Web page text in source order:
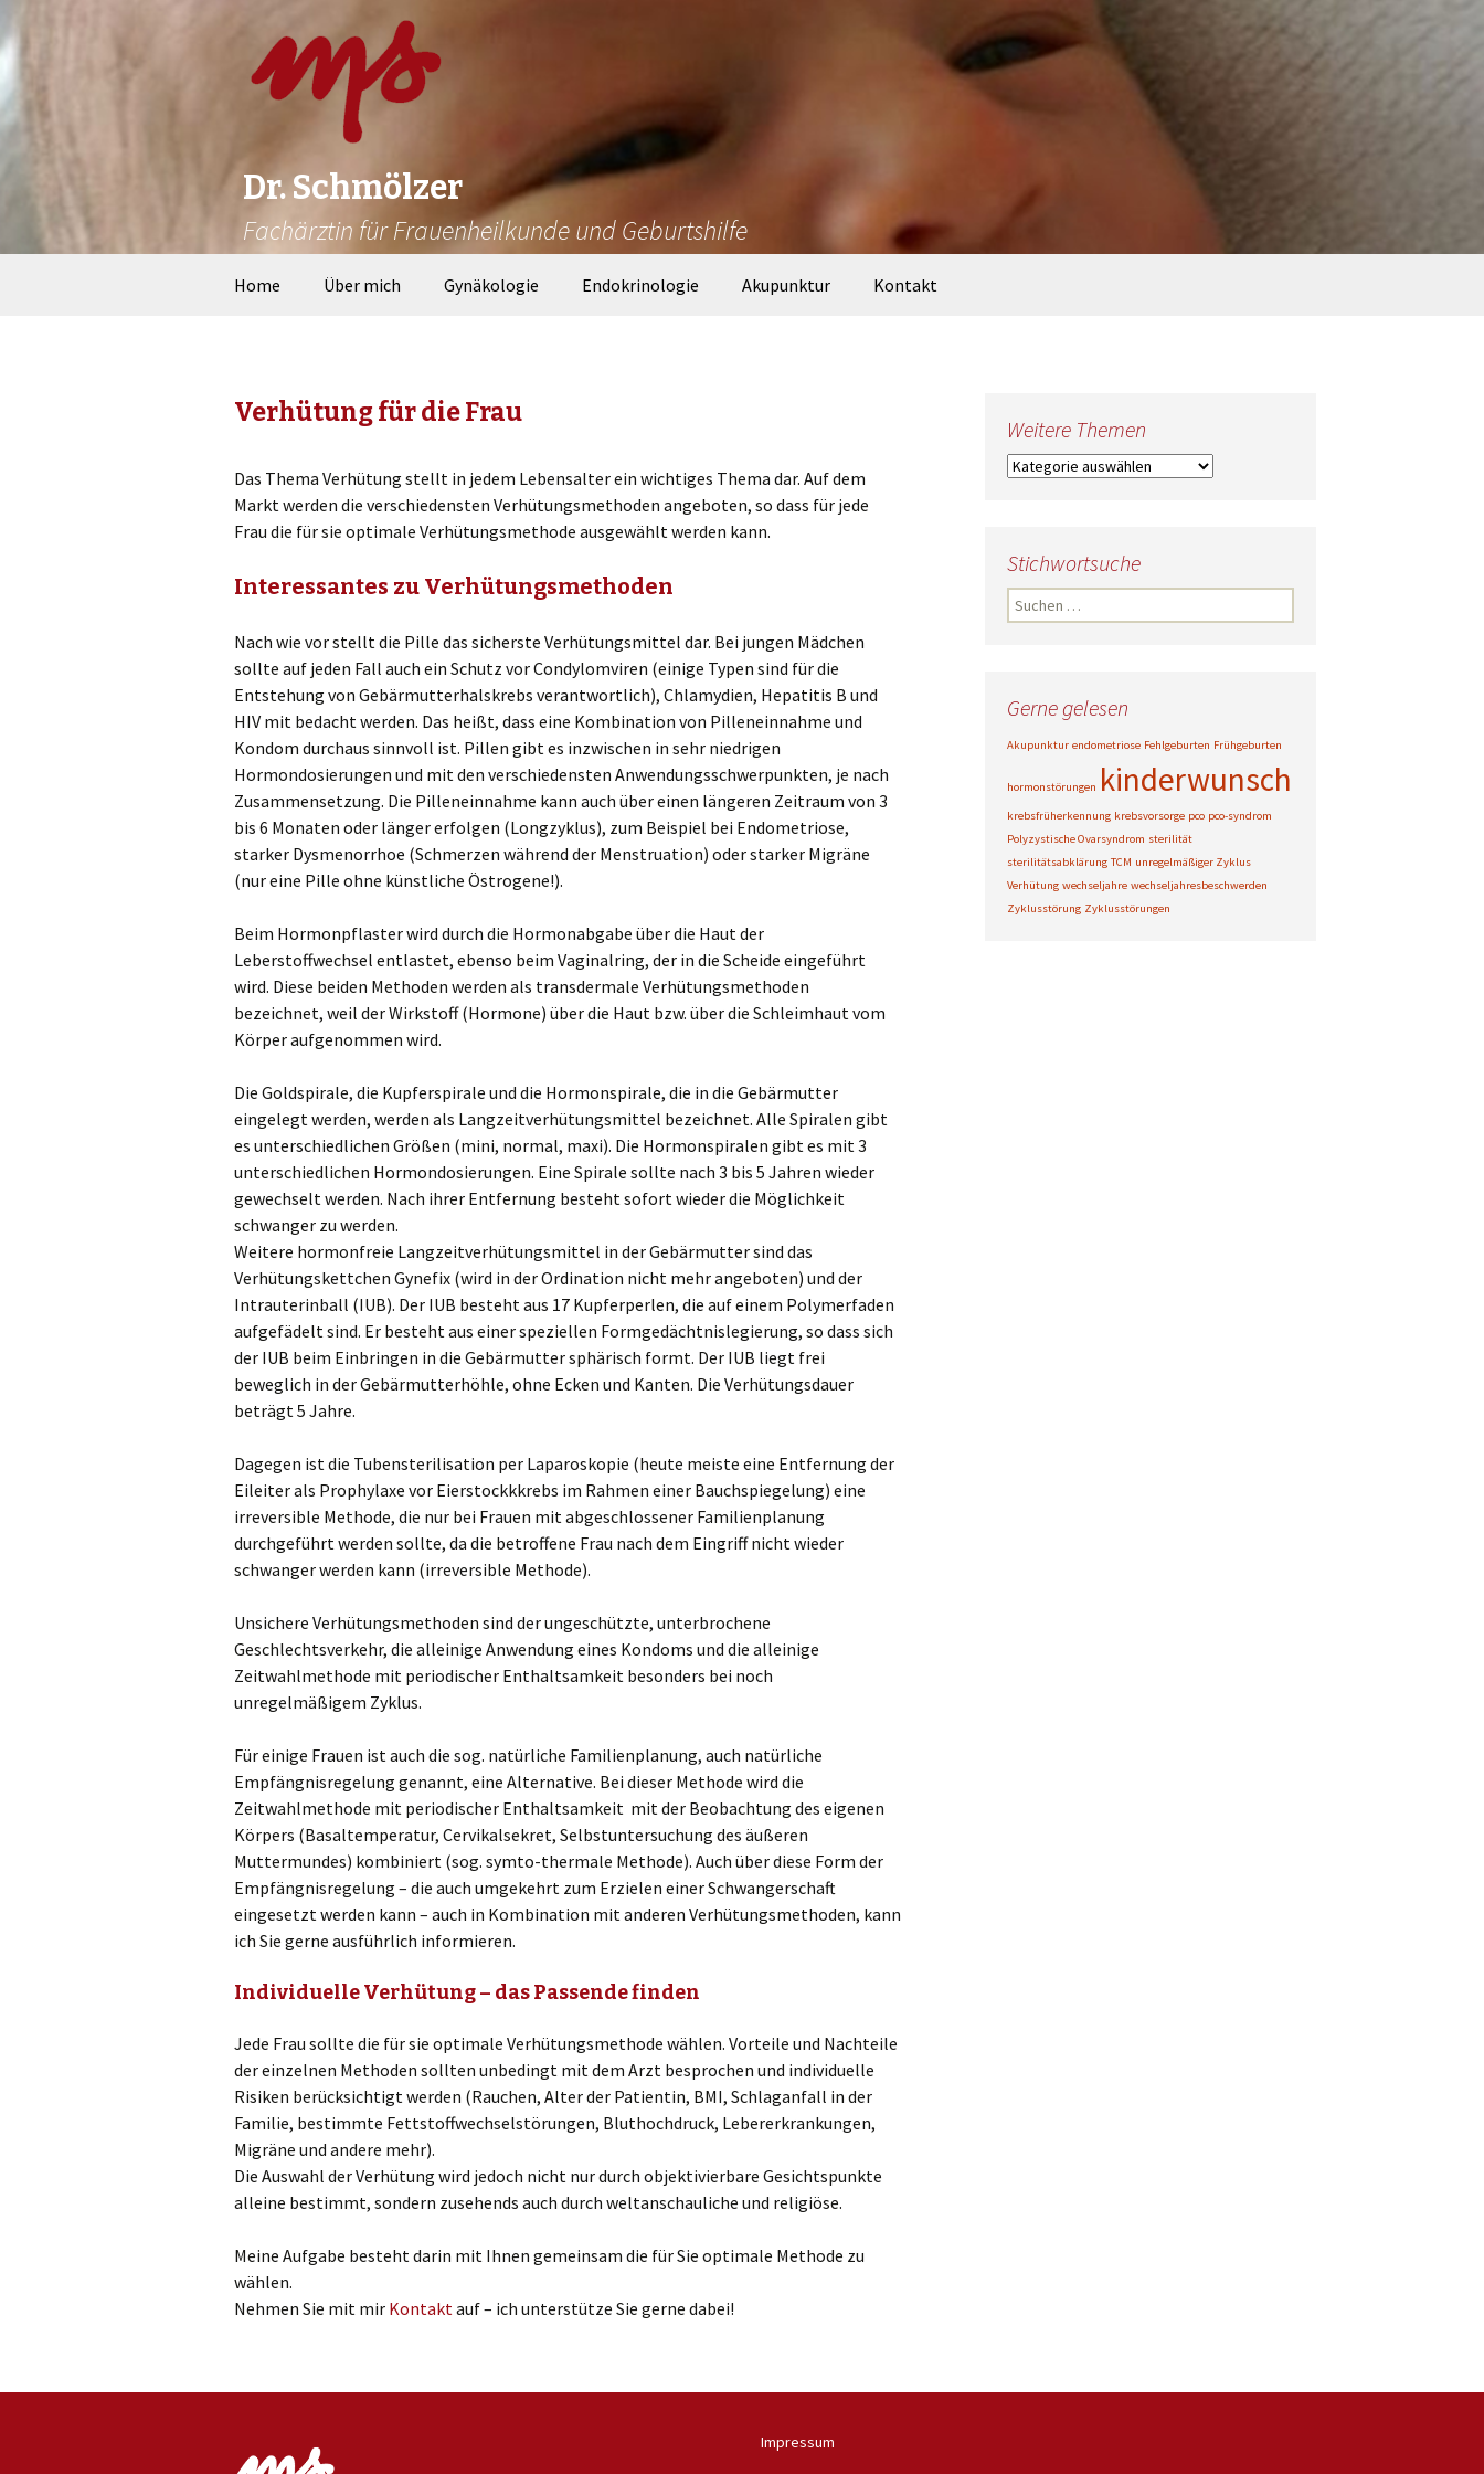
Dr. Schmölzer
Fachärztin für Frauenheilkunde und Geburtshilfe
Home Über mich Gynäkologie Endokrinologie Akupunktur Kontakt
Verhütung für die Frau
Das Thema Verhütung stellt in jedem Lebensalter ein wichtiges Thema dar. Auf dem
Markt werden die verschiedensten Verhütungsmethoden angeboten, so dass für jede
Frau die für sie optimale Verhütungsmethode ausgewählt werden kann.
Interessantes zu Verhütungsmethoden
Nach wie vor stellt die Pille das sicherste Verhütungsmittel dar. Bei jungen Mädchen
sollte auf jeden Fall auch ein Schutz vor Condylomviren (einige Typen sind für die
Entstehung von Gebärmutterhalskrebs verantwortlich), Chlamydien, Hepatitis B und
HIV mit bedacht werden. Das heißt, dass eine Kombination von Pilleneinnahme und
Kondom durchaus sinnvoll ist. Pillen gibt es inzwischen in sehr niedrigen
Hormondosierungen und mit den verschiedensten Anwendungsschwerpunkten, je nach
Zusammensetzung. Die Pilleneinnahme kann auch über einen längeren Zeitraum von 3
bis 6 Monaten oder länger erfolgen (Longzyklus), zum Beispiel bei Endometriose,
starker Dysmenorrhoe (Schmerzen während der Menstruation) oder starker Migräne
(nur eine Pille ohne künstliche Östrogene!).
Beim Hormonpflaster wird durch die Hormonabgabe über die Haut der
Leberstoffwechsel entlastet, ebenso beim Vaginalring, der in die Scheide eingeführt
wird. Diese beiden Methoden werden als transdermale Verhütungsmethoden
bezeichnet, weil der Wirkstoff (Hormone) über die Haut bzw. über die Schleimhaut vom
Körper aufgenommen wird.
Die Goldspirale, die Kupferspirale und die Hormonspirale, die in die Gebärmutter
eingelegt werden, werden als Langzeitverhütungsmittel bezeichnet. Alle Spiralen gibt
es unterschiedlichen Größen (mini, normal, maxi). Die Hormonspiralen gibt es mit 3
unterschiedlichen Hormondosierungen. Eine Spirale sollte nach 3 bis 5 Jahren wieder
gewechselt werden. Nach ihrer Entfernung besteht sofort wieder die Möglichkeit
schwanger zu werden.
Weitere hormonfreie Langzeitverhütungsmittel in der Gebärmutter sind das
Verhütungskettchen Gynefix (wird in der Ordination nicht mehr angeboten) und der
Intrauterinball (IUB). Der IUB besteht aus 17 Kupferperlen, die auf einem Polymerfaden
aufgefädelt sind. Er besteht aus einer speziellen Formgedächtnislegierung, so dass sich
der IUB beim Einbringen in die Gebärmutter sphärisch formt. Der IUB liegt frei
beweglich in der Gebärmutterhöhle, ohne Ecken und Kanten. Die Verhütungsdauer
beträgt 5 Jahre.
Dagegen ist die Tubensterilisation per Laparoskopie (heute meiste eine Entfernung der
Eileiter als Prophylaxe vor Eierstockkkrebs im Rahmen einer Bauchspiegelung) eine
irreversible Methode, die nur bei Frauen mit abgeschlossener Familienplanung
durchgeführt werden sollte, da die betroffene Frau nach dem Eingriff nicht wieder
schwanger werden kann (irreversible Methode).
Unsichere Verhütungsmethoden sind der ungeschützte, unterbrochene
Geschlechtsverkehr, die alleinige Anwendung eines Kondoms und die alleinige
Zeitwahlmethode mit periodischer Enthaltsamkeit besonders bei noch
unregelmäßigem Zyklus.
Für einige Frauen ist auch die sog. natürliche Familienplanung, auch natürliche
Empfängnisregelung genannt, eine Alternative. Bei dieser Methode wird die
Zeitwahlmethode mit periodischer Enthaltsamkeit mit der Beobachtung des eigenen
Körpers (Basaltemperatur, Cervikalsekret, Selbstuntersuchung des äußeren
Muttermundes) kombiniert (sog. symto-thermale Methode). Auch über diese Form der
Empfängnisregelung – die auch umgekehrt zum Erzielen einer Schwangerschaft
eingesetzt werden kann – auch in Kombination mit anderen Verhütungsmethoden, kann
ich Sie gerne ausführlich informieren.
Individuelle Verhütung – das Passende finden
Jede Frau sollte die für sie optimale Verhütungsmethode wählen. Vorteile und Nachteile
der einzelnen Methoden sollten unbedingt mit dem Arzt besprochen und individuelle
Risiken berücksichtigt werden (Rauchen, Alter der Patientin, BMI, Schlaganfall in der
Familie, bestimmte Fettstoffwechselstörungen, Bluthochdruck, Lebererkrankungen,
Migräne und andere mehr).
Die Auswahl der Verhütung wird jedoch nicht nur durch objektivierbare Gesichtspunkte
alleine bestimmt, sondern zusehends auch durch weltanschauliche und religiöse.
Meine Aufgabe besteht darin mit Ihnen gemeinsam die für Sie optimale Methode zu
wählen.
Nehmen Sie mit mir Kontaktauf – ich unterstütze Sie gerne dabei!
Weitere Themen
Weitere
Stichwortsuche
Suche
nach:
Gerne gelesen
Akupunktur endometriose Fehlgeburten Frühgeburten
hormonstörungen kinderwunsch
krebsfrüherkennung krebsvorsorge pco pco-syndrom
Polyzystische Ovarsyndrom sterilität
sterilitätsabklärung TCM unregelmäßiger Zyklus
Verhütung wechseljahre wechseljahresbeschwerden
Zyklusstörung Zyklusstörungen
Impressum